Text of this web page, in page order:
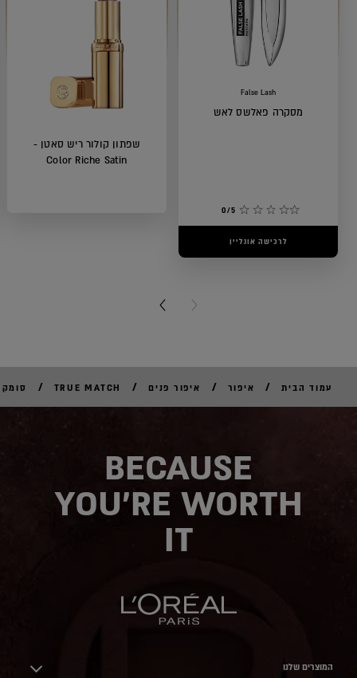
False Lash
מסקרה פאלשס לאש
0/5
לרכישה אונליין
שפתון קולור ריש סאטן -
Color Riche Satin
PREVIOUS CARD
NEXT CARD
עמוד הבית / איפור / איפור פנים /
TRUE MATCH
/ סומק
BECAUSE
YOU'RE WORTH
IT
המוצרים שלנו